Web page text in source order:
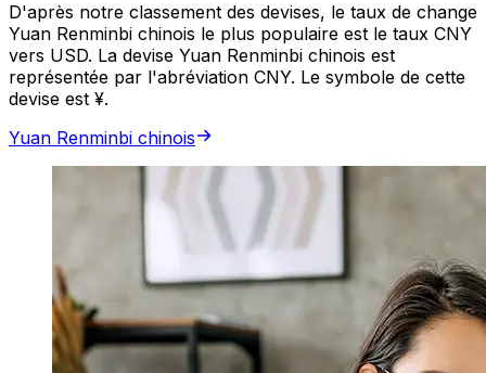
D'après notre classement des devises, le taux de change
Yuan Renminbi chinois le plus populaire est le taux CNY
vers USD. La devise Yuan Renminbi chinois est
représentée par l'abréviation CNY. Le symbole de cette
devise est ¥.
Yuan Renminbi chinois